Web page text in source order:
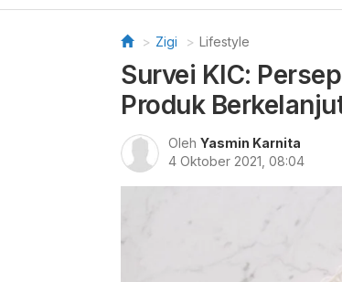
Zigi Lifestyle
Survei KIC:
Produk
Oleh Yasmin Karnita
4 Oktober 2021, 08:04